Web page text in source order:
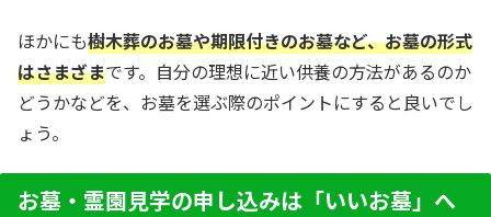
ほかにも樹木葬のお墓や期限付きのお墓など、お墓の形式
はさまざまです。自分の理想に近い供養の方法があるのか
どうかなどを、お墓を選ぶ際のポイントにすると良いでし
ょう。
お墓・霊園見学の申し込みは「いいお墓」へ